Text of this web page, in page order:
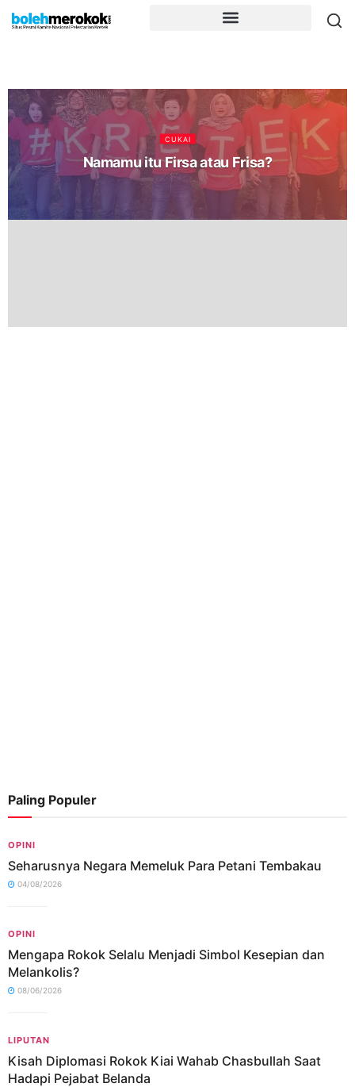
CUKAI
Namamu itu Firsa atau Frisa?
Paling Populer
OPINI
Seharusnya Negara Memeluk Para Petani Tembakau
04/08/2026
OPINI
Mengapa Rokok Selalu Menjadi Simbol Kesepian dan
Melankolis?
08/06/2026
LIPUTAN
Kisah Diplomasi Rokok Kiai Wahab Chasbullah Saat
Hadapi Pejabat Belanda